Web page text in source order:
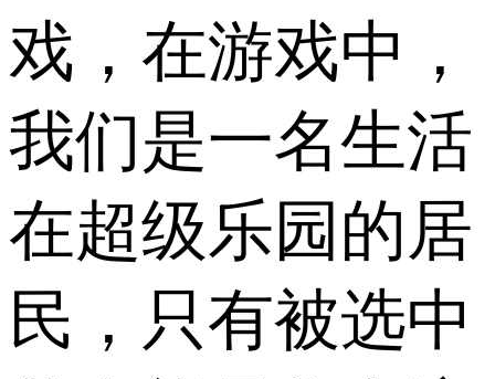
戏，在游戏中，
我们是一名生活
在超级乐园的居
民，只有被选中